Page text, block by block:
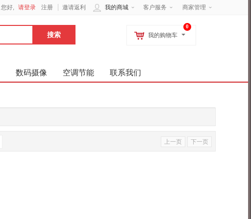
客户服务 商家管理
我的商城
您好, 请登录 注册 邀请返利
0
我的购物车
数码摄像 空调节能 联系我们
上一页 下一页